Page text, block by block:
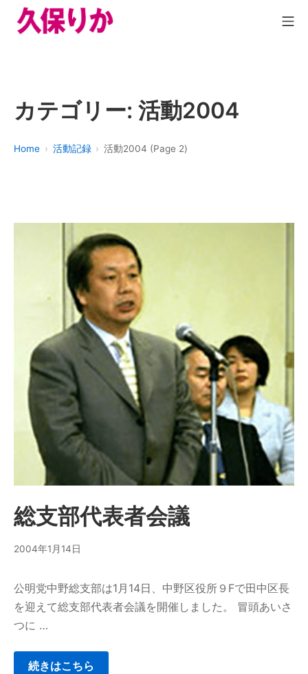
カテゴリー: 活動2004
Home 活動記録 活動2004 (Page 2)
総支部代表者会議
2004年1月14日
公明党中野総支部は1月14日、中野区役所９Fで田中区長
を迎えて総支部代表者会議を開催しました。 冒頭あいさ
つに …
続きはこちら